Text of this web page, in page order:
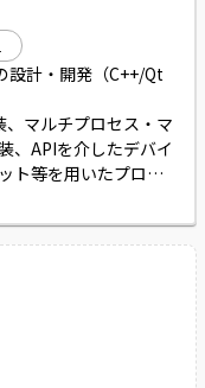
設計・開発（C++/Qt
マルチプロセス・マ
、APIを介したデバイ
ト等を用いたプロセ
データベース設計・
での工程（設計書・
。